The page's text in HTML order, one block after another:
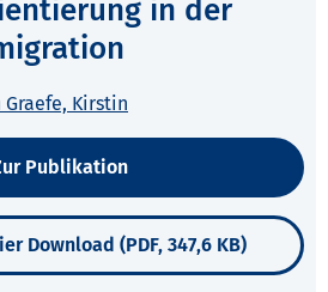
in der
Graefe, Kirstin
Publikation
Download (PDF, 347,6 KB)